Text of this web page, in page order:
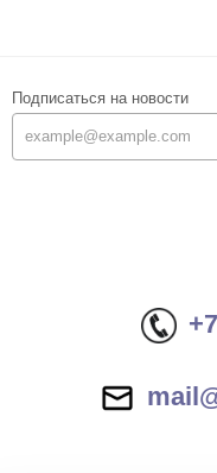
Подписаться на новости